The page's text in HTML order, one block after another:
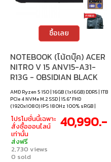
ซื้อเลย
NOTEBOOK (โน้ตบุ๊ค) ACER
NITRO V 15 ANV15-A31-
R13G - OBSIDIAN BLACK
AMD Ryzen 5 150 | 16GB (1x16GB) DDR5 | 1TB
PCIe 4 NVMe M.2 SSD | 15.6" FHD
(1920x1080) IPS 180Hz 100% sRGB |
Nvidia GeForce RTX 5060 8GB GDDR7 |
Windows 11 Home |
โปรโมชั่นนี้เฉพาะ
สั่งซื้อออนไลน์
เท่านั้น
ส่งฟรี
2,730 views
0 sold
40,990.-